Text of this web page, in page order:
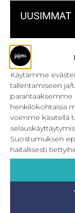
Käytämme
tallentamiseen ja/
henkilökohtaisia
voimme käsitellä
Suostumuksen
haitallisesti
UUSIMMAT
Kulmikas
Metrivetoketjun
Metrivetoketjun
Onnistu
Laakasauman
Jujunan